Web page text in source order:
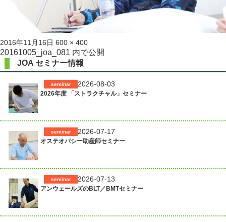
投
稿
日:
2016年11月16日 フ
ル
サ
イ
ズ
600 × 400
投
稿
ナ
ビ
ゲ
シ
ョ
ン
20161005_joa_081 内で公開
JOA セミナー情報
2026-08-03
seminar
2026年度 「ストラクチャル」セミナー
2026-07-17
seminar
オステオパシー助産師セミナー
2026-07-13
seminar
アンウェールズのBLT／BMTセミナー